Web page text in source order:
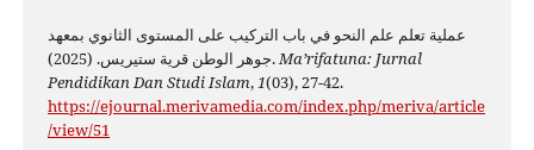
عملية تعلم علم النحو في باب التركيب على المستوى الثانوي بمعهد
جوهر الوطن قرية ستيريس. (2025).Ma’rifatuna: Jurnal
Pendidikan Dan Studi Islam,1(03), 27-42.
https://ejournal.merivamedia.com/index.php/meriva/article
/view/51